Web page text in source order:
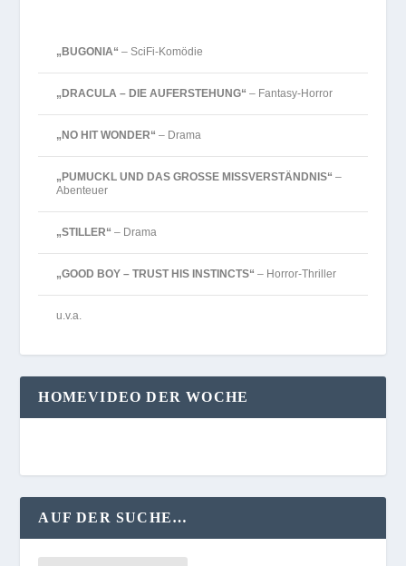
„BUGONIA“ – SciFi-Komödie
„DRACULA – DIE AUFERSTEHUNG“ – Fantasy-Horror
„NO HIT WONDER“ – Drama
„PUMUCKL UND DAS GROSSE MISSVERSTÄNDNIS“ –
Abenteuer
„STILLER“ – Drama
„GOOD BOY – TRUST HIS INSTINCTS“ – Horror-Thriller
u.v.a.
HOMEVIDEO DER WOCHE
AUF DER SUCHE…